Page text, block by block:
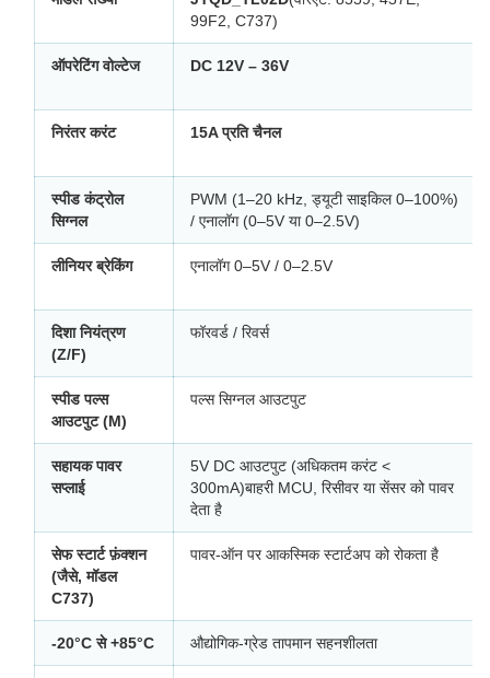
99F2, C737)
ऑपरेटिंग वोल्टेज DC 12V – 36V
निरंतर करंट 15A प्रति चैनल
स्पीड कंट्रोल
सिग्नल
PWM (1–20 kHz, ड्यूटी साइकिल 0–100%)
/ एनालॉग (0–5V या 0–2.5V)
लीनियर ब्रेकिंग एनालॉग 0–5V / 0–2.5V
दिशा नियंत्रण
(Z/F)
फॉरवर्ड / रिवर्स
स्पीड पल्स
आउटपुट (M)
पल्स सिग्नल आउटपुट
सहायक पावर
सप्लाई
5V DC आउटपुट (अधिकतम करंट <
300mA)बाहरी MCU, रिसीवर या सेंसर को पावर
देता है
सेफ स्टार्ट फ़ंक्शन
(जैसे, मॉडल
C737)
पावर-ऑन पर आकस्मिक स्टार्टअप को रोकता है
-20°C से +85°C औद्योगिक-ग्रेड तापमान सहनशीलता